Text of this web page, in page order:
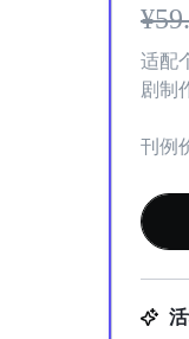
¥
适配
剧制
刊例